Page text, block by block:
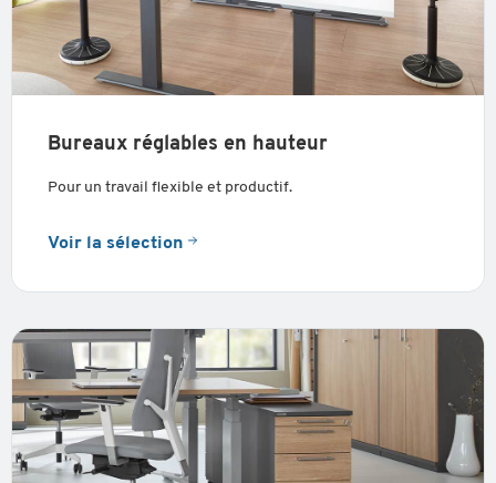
Bureaux réglables en hauteur
Pour un travail flexible et productif.
Voir la sélection